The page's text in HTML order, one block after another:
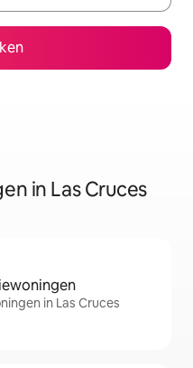
in Las Cruces
in Las Cruces